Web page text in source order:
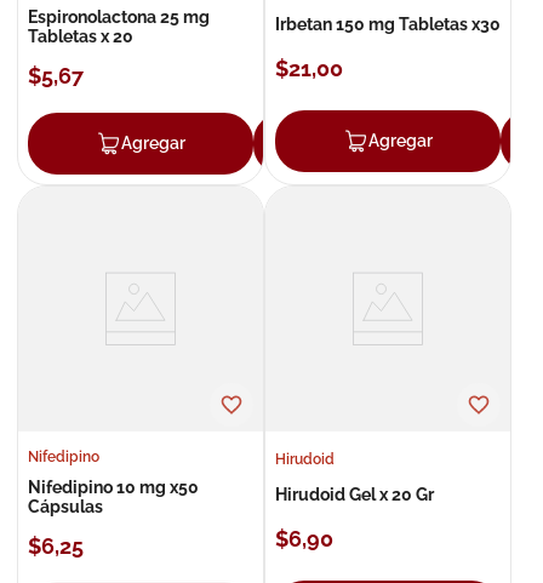
Espironolactona 25 mg
Tabletas x 20
$5,67
Agregar Agregar
Irbetan 150 mg Tabletas x30
$21,00
Agregar
Nifedipino
Nifedipino 10 mg x50
Cápsulas
$6,25
Hirudoid
Hirudoid Gel x 20 Gr
$6,90